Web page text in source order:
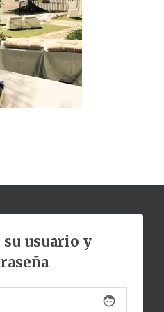
usuario y
face